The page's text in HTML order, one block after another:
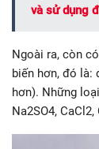
và sử dụng
Ngoài ra, còn
biến hơn, đó là:
hơn). Những
Na2SO­4,